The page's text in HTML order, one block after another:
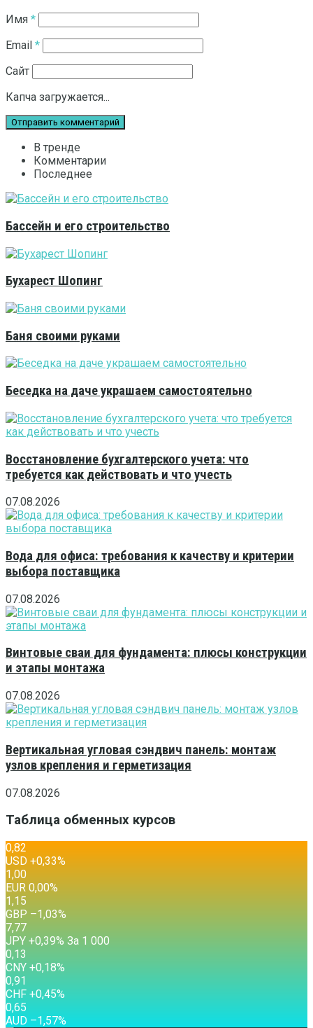
Имя *
Email *
Сайт
Капча загружается...
В тренде
Комментарии
Последнее
Бассейн и его строительство
Бухарест Шопинг
Баня своими руками
Беседка на даче украшаем самостоятельно
Восстановление бухгалтерского учета: что
требуется как действовать и что учесть
07.08.2026
Вода для офиса: требования к качеству и критерии
выбора поставщика
07.08.2026
Винтовые сваи для фундамента: плюсы конструкции
и этапы монтажа
07.08.2026
Вертикальная угловая сэндвич панель: монтаж
узлов крепления и герметизация
07.08.2026
Таблица обменных курсов
0,82
USD +0,33%
1,00
EUR 0,00%
1,15
GBP –1,03%
7,77
JPY +0,39% За 1 000
0,13
CNY +0,18%
0,91
CHF +0,45%
0,65
AUD –1,57%